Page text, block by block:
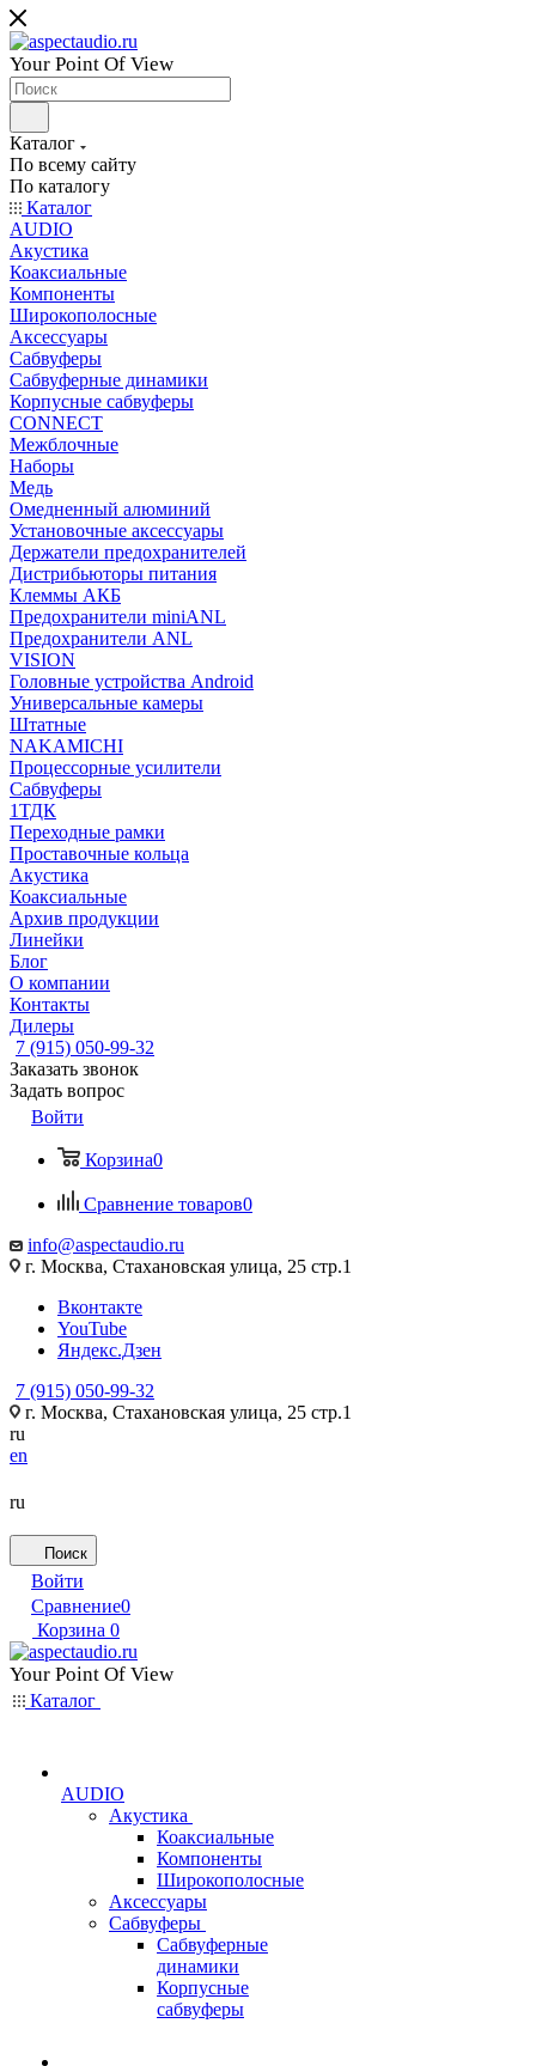
Your Point Of View
Каталог
По всему сайту
По каталогу
Каталог
AUDIO
Акустика
Коаксиальные
Компоненты
Широкополосные
Аксессуары
Сабвуферы
Сабвуферные динамики
Корпусные сабвуферы
CONNECT
Межблочные
Наборы
Медь
Омедненный алюминий
Установочные аксессуары
Держатели предохранителей
Дистрибьюторы питания
Клеммы АКБ
Предохранители miniANL
Предохранители ANL
VISION
Головные устройства Android
Универсальные камеры
Штатные
NAKAMICHI
Процессорные усилители
Сабвуферы
1ТДК
Переходные рамки
Проставочные кольца
Акустика
Коаксиальные
Архив продукции
Линейки
Блог
О компании
Контакты
Дилеры
7 (915) 050-99-32
Заказать звонок
Задать вопрос
Войти
Корзина0
Сравнение товаров0
info@aspectaudio.ru
г. Москва, Стахановская улица, 25 стр.1
Вконтакте
YouTube
Яндекс.Дзен
7 (915) 050-99-32
г. Москва, Стахановская улица, 25 стр.1
ru
en
ru
Поиск
Войти
Сравнение0
Корзина 0
Your Point Of View
Каталог
AUDIO
Акустика
Коаксиальные
Компоненты
Широкополосные
Аксессуары
Сабвуферы
Сабвуферные
динамики
Корпусные
сабвуферы